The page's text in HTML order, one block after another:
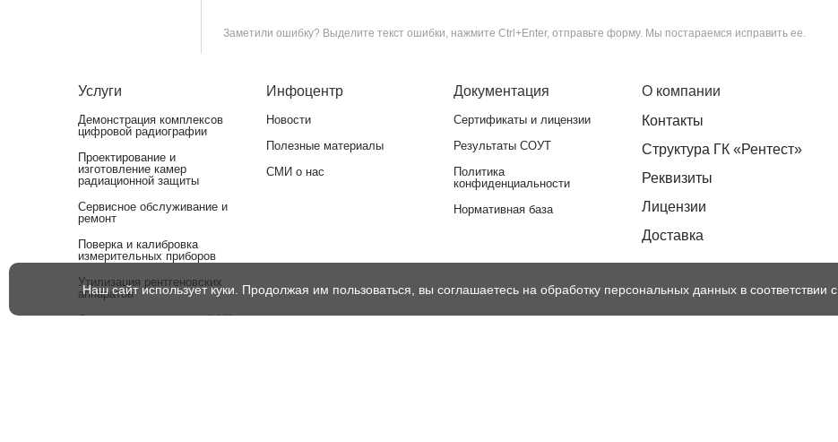
Заметили ошибку? Выделите текст ошибки, нажмите Ctrl+Enter, отправьте форму. Мы постараемся исправить ее.
Услуги
Демонстрация комплексов
цифровой радиографии
Проектирование и
изготовление камер
радиационной защиты
Сервисное обслуживание и
ремонт
Поверка и калибровка
измерительных приборов
Утилизация рентгеновских
аппаратов
Оснащение лабораторий НК
Инфоцентр
Новости
Полезные материалы
СМИ о нас
Документация
Сертификаты и лицензии
Результаты СОУТ
Политика
конфиденциальности
Нормативная база
О компании
Контакты
Структура ГК «Рентест»
Реквизиты
Лицензии
Доставка
Наш сайт использует куки. Продолжая им пользоваться, вы соглашаетесь на обработку персональных данных в соответствии с